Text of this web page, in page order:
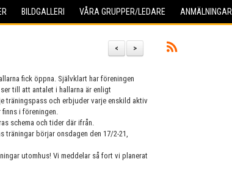
BILDGALLERI VÅRA GRUPPER/LEDARE ANMÄLNINGAR
>
<
fick öppna. Självklart har föreningen
till att antalet i hallarna är enligt
träningspass och erbjuder varje enskild aktiv
i föreningen.
schema och tider där ifrån.
träningar börjar onsdagen den 17/2-21,
utomhus! Vi meddelar så fort vi planerat